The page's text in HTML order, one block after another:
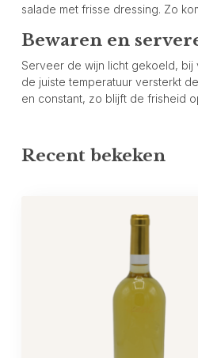
salade met frisse dressing. Zo
Bewaren en
Serveer de wijn licht gekoeld, bij
de juiste temperatuur versterkt
en constant, zo blijft de frisheid
Recent bekeken